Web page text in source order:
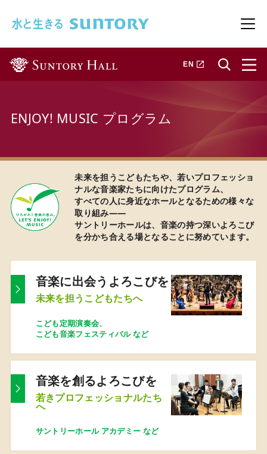
メ
EN 新しいタブで開きます
ENJOY! MUSIC プログラム
未来を担うこどもたちや、若いプロフェッショ
ナルな音楽家たちに向けたプログラム、
すべての人に身近なホールとなるための様々な
取り組み——
サントリーホールは、音楽の持つ深いよろこび
を分かち合える場となることに努めています。
音楽に出会うよろこびを
未来を担うこどもたちへ
こども定期演奏会、
こども音楽フェスティバル など
音楽を創るよろこびを
若きプロフェッショナルたち
へ
サントリーホール アカデミー など